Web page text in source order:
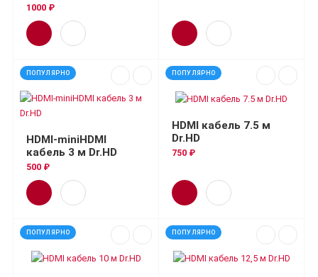
1000 ₽
ПОПУЛЯРНО
HDMI-miniHDMI
кабель 3 м Dr.HD
500 ₽
ПОПУЛЯРНО
HDMI кабель 7.5 м
Dr.HD
750 ₽
ПОПУЛЯРНО ПОПУЛЯРНО